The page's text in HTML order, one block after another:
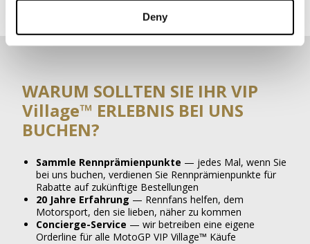
Deny
WARUM SOLLTEN SIE IHR VIP
Village™ ERLEBNIS BEI UNS
BUCHEN?
Sammle Rennprämienpunkte — jedes Mal, wenn Sie
bei uns buchen, verdienen Sie Rennprämienpunkte für
Rabatte auf zukünftige Bestellungen
20 Jahre Erfahrung — Rennfans helfen, dem
Motorsport, den sie lieben, näher zu kommen
Concierge-Service — wir betreiben eine eigene
Orderline für alle MotoGP VIP Village™ Käufe